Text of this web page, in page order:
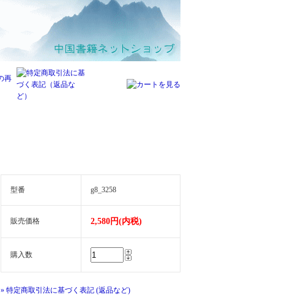
型番 g8_3258
販売価格 2,580円(内税)
購入数
» 特定商取引法に基づく表記 (返品など)